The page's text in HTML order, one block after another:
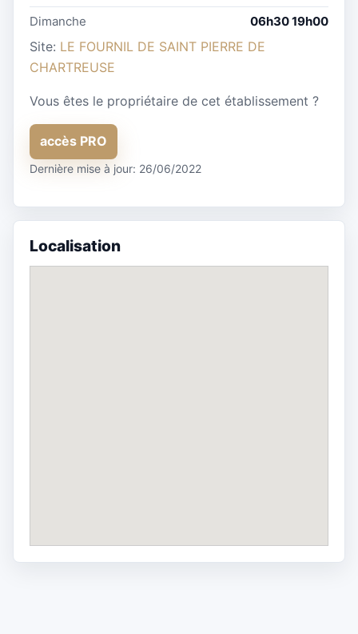
Dimanche
06h30 19h00
Site: LE FOURNIL DE SAINT PIERRE DE
CHARTREUSE
Vous êtes le propriétaire de cet établissement ?
accès PRO
Dernière mise à jour: 26/06/2022
Localisation